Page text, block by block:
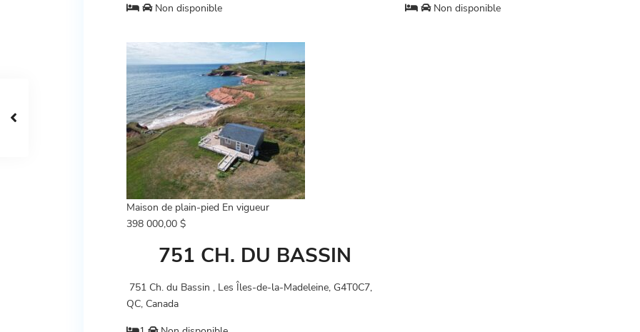
Non disponible
Non disponible
Maison de plain-pied En vigueur
398 000,00 $
751 CH. DU BASSIN
751 Ch. du Bassin , Les Îles-de-la-Madeleine, G4T0C7,
QC, Canada